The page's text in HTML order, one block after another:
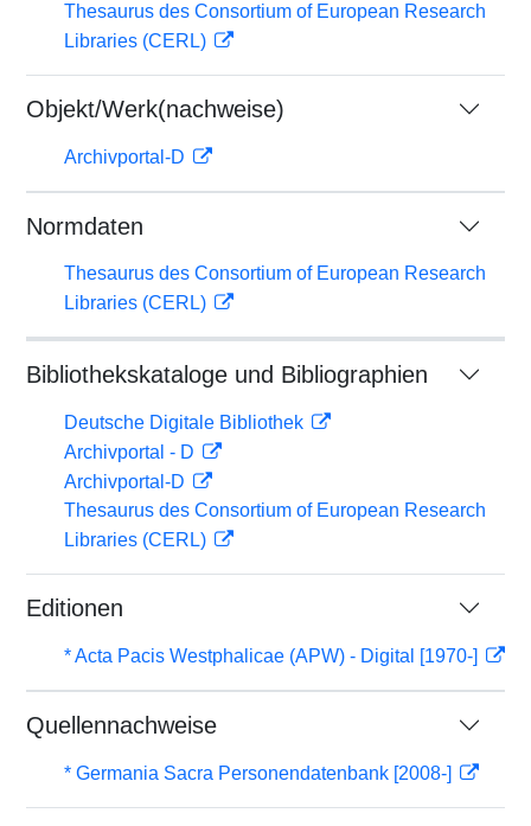
Thesaurus des Consortium of European Research
Libraries (CERL)
Objekt/Werk(nachweise)
Archivportal-D
Normdaten
Thesaurus des Consortium of European Research
Libraries (CERL)
Bibliothekskataloge und Bibliographien
Deutsche Digitale Bibliothek
Archivportal - D
Archivportal-D
Thesaurus des Consortium of European Research
Libraries (CERL)
Editionen
* Acta Pacis Westphalicae (APW) - Digital [1970-]
Quellennachweise
* Germania Sacra Personendatenbank [2008-]